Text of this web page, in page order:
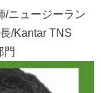
/ニュージーラン
/Kantar TNS
門